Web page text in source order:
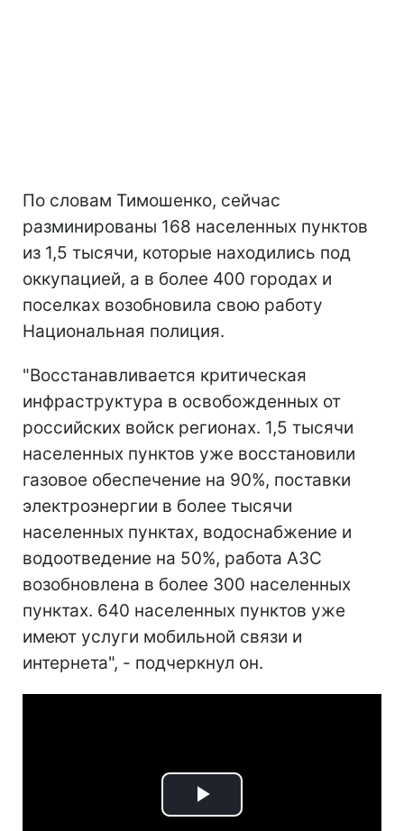
По словам Тимошенко, сейчас
разминированы 168 населенных пунктов
из 1,5 тысячи, которые находились под
оккупацией, а в более 400 городах и
поселках возобновила свою работу
Национальная полиция.
"Восстанавливается критическая
инфраструктура в освобожденных от
российских войск регионах. 1,5 тысячи
населенных пунктов уже восстановили
газовое обеспечение на 90%, поставки
электроэнергии в более тысячи
населенных пунктах, водоснабжение и
водоотведение на 50%, работа АЗС
возобновлена в более 300 населенных
пунктах. 640 населенных пунктов уже
имеют услуги мобильной связи и
интернета", - подчеркнул он.
Play